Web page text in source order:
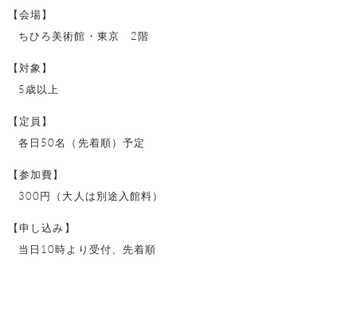
【会場】
ちひろ美術館・東京 2階
【対象】
5歳以上
【定員】
各日50名（先着順）予定
【参加費】
300円（大人は別途入館料）
【申し込み】
当日10時より受付、先着順